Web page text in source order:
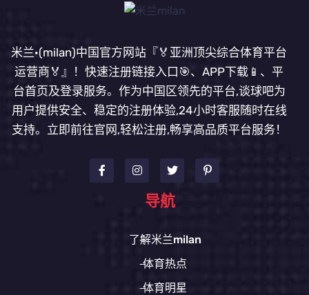
米兰·(milan)中国官方网站『🏅亚洲顶尖综合体育平台
运营商🏅』！快速注册链接入口🎯、APP下载📱、平
台首页及登录服务。作为中国区领先的平台,谈球吧为
用户提供安全、稳定的注册体验,24小时客服随时在线
支持。立即前往官网,轻松注册,畅享高品质平台服务！
导航
了解米兰milan
体育热点
体育明星